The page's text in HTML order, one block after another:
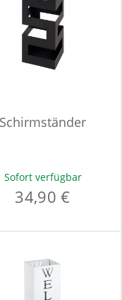
Schirmständer
Sofort verfügbar
34,90 €